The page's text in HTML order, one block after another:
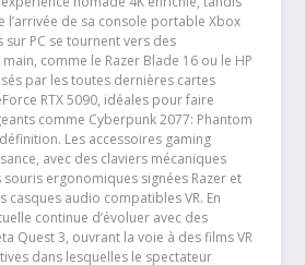
de sa console portable Xbox
PC se tournent vers des
comme le Razer Blade 16 ou le HP
par les toutes dernières cartes
RTX 5090, idéales pour faire
comme Cyberpunk 2077: Phantom
Les accessoires gaming
avec des claviers mécaniques
ergonomiques signées Razer et
casques audio compatibles VR. En
continue d’évoluer avec des
Quest 3, ouvrant la voie à des films VR
dans lesquelles le spectateur